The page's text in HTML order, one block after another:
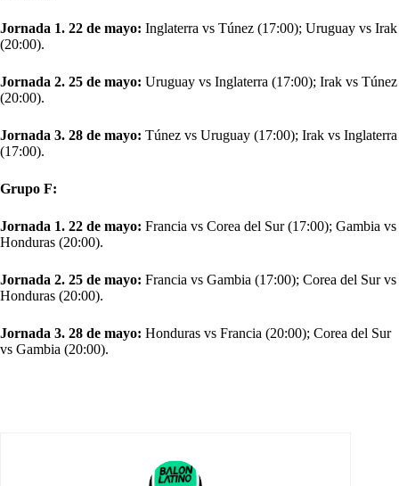
Jornada 1. 22 de mayo: Inglaterra vs Túnez (17:00); Uruguay vs Irak
(20:00).
Jornada 2. 25 de mayo: Uruguay vs Inglaterra (17:00); Irak vs Túnez
(20:00).
Jornada 3. 28 de mayo: Túnez vs Uruguay (17:00); Irak vs Inglaterra
(17:00).
Grupo F:
Jornada 1. 22 de mayo: Francia vs Corea del Sur (17:00); Gambia vs
Honduras (20:00).
Jornada 2. 25 de mayo: Francia vs Gambia (17:00); Corea del Sur vs
Honduras (20:00).
Jornada 3. 28 de mayo: Honduras vs Francia (20:00); Corea del Sur
vs Gambia (20:00).